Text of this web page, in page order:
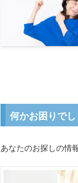
何かお困りでし
あなたのお探しの情